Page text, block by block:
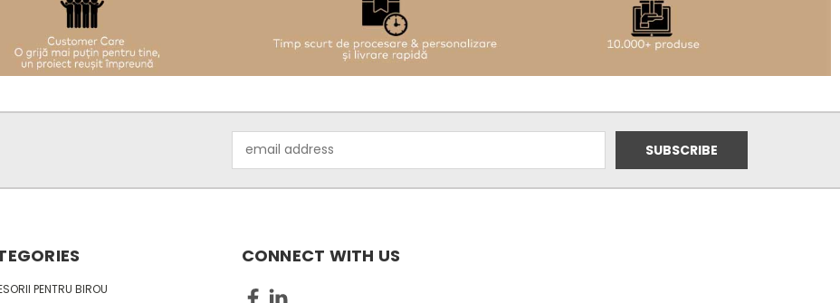
Address
PENTRU BIROU
CONNECT WITH US